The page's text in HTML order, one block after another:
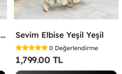
Sevim Elbise Pembe Pembe Sevim Elbise Yeşil Yeşil
0 Değerlendirme
1,799.00 TL